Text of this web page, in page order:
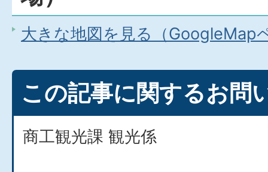
大きな地図を見る（GoogleMap
この記事に関するお問
商工観光課 観光係